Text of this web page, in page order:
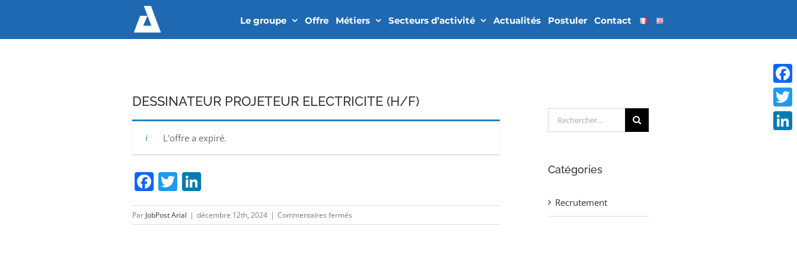
contenu
Le groupe Offre Métiers Secteurs d’activité Actualités Postuler Contact
DESSINATEUR PROJETEUR ELECTRICITE (H/F)
L'offre a expiré.
Facebook
TwitterLinkedIn
Par JobPost Arial | décembre 12th, 2024 | Commentaires ferméssur
DESSINATEUR
Rechercher:
Catégories
Recrutement